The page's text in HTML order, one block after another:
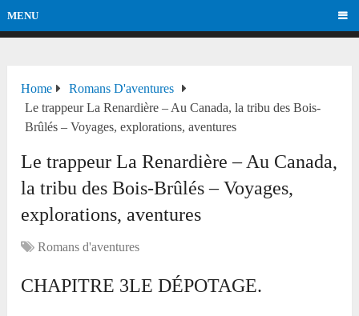
MENU
Home
Romans D'aventures
Le trappeur La Renardière – Au Canada, la tribu des Bois-
Brûlés – Voyages, explorations, aventures
Le trappeur La Renardière – Au Canada,
la tribu des Bois-Brûlés – Voyages,
explorations, aventures
Romans d'aventures
CHAPITRE 3LE DÉPOTAGE.